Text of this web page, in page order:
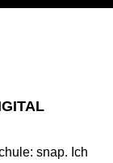
snap. Ich